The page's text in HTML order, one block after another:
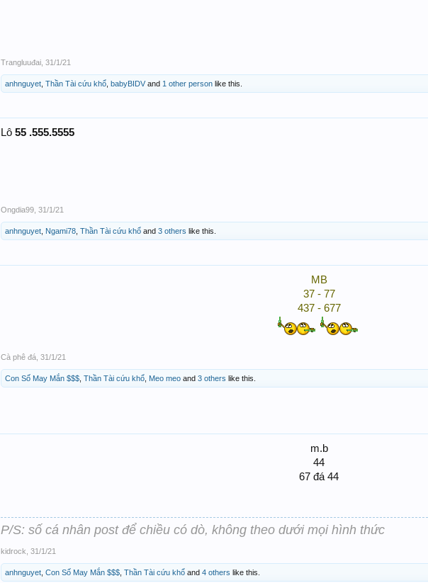
Trangluuđai 31/1/21
anhnguyet Thần Tài cứu khổ babyBIDV and 1 other person like this.
Lô 55 .555.5555
Ongdia99 31/1/21
anhnguyet Ngami78 Thần Tài cứu khổ and 3 others like this.
MB
37 - 77
437 - 677
Cà phê đá 31/1/21
Con Số May Mắn $$$ Thần Tài cứu khổ Meo meo and 3 others like this.
m.b
44
67 đá 44​
P/S: số cá nhân post để chiều có dò, không theo dưới mọi hình thức
kidrock 31/1/21
anhnguyet Con Số May Mắn $$$ Thần Tài cứu khổ and 4 others like this.